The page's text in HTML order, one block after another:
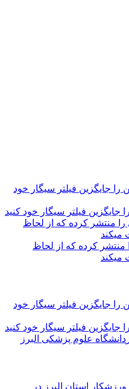
جایگزین فیلتر سیگار خود کنید
منتشر کرده که از لحاظ
میکند
جایگزین فیلتر سیگار خود کنید
دانشگاه علوم پزشکی البرز